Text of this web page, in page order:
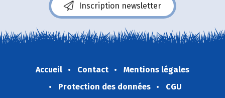
Inscription newsletter
Accueil Contact
Mentions légales
Protection des données
CGU